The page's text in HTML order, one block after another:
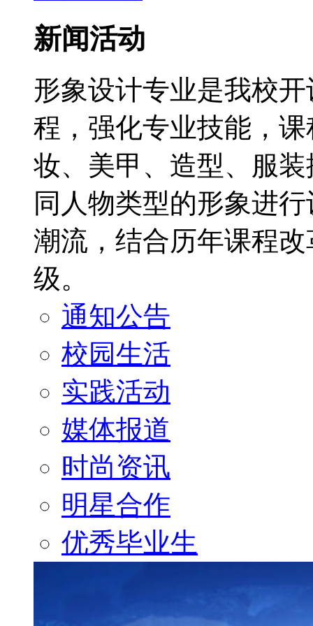
新闻活动
形象设计专业是我校
程，强化专业技能，
妆、美甲、造型、服
同人物类型的形象进
潮流，结合历年课程
级。
通知公告
校园生活
实践活动
媒体报道
时尚资讯
明星合作
优秀毕业生